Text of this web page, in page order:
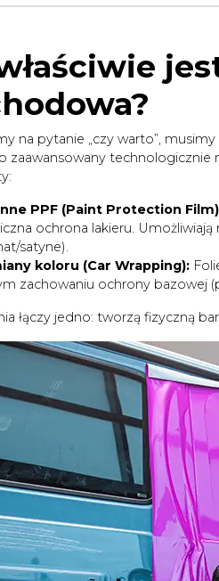
na pytanie „czy warto”,
zaawansowany technologicznie
PPF (Paint Protection
ochrona lakieru.
satyne).
koloru (Car Wrapping):
zachowaniu ochrony bazowej
łączy jedno: tworzą fizyczną